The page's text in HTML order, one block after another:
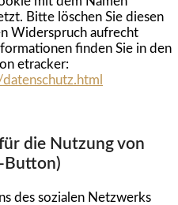
Bitte löschen Sie diesen
Widerspruch aufrecht
finden Sie in den
etracker:
die Nutzung von
Button)
des sozialen Netzwerks